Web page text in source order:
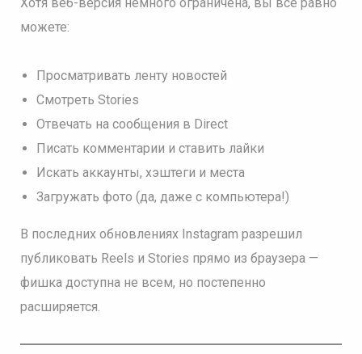
можете:
Просматривать ленту новостей
Смотреть Stories
Отвечать на сообщения в Direct
Писать комментарии и ставить лайки
Искать аккаунты, хэштеги и места
Загружать фото (да, даже с компьютера!)
В последних обновлениях Instagram разрешил
публиковать Reels и Stories прямо из браузера —
фишка доступна не всем, но постепенно
расширяется.